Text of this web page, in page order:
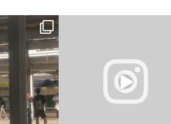
前中教室、午後
のですが、父の
話をしまし...
0
#花火
#きれい
4 0